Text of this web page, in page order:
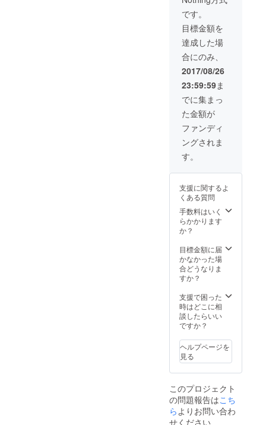
のクラ
ウド
ファン
ディン
グを立
ち上げ
ていま
すアロ
マ商品
です。
のギフ
トセッ
ト
（ワッ
クス
バーと
ルーム
スプ
レーの
詰め合
わ
せ）、
そして
権利
のひら
たねな
し柿）
をお届
けさせ
だきま
す。 伊
吹薬草
の里文
ターの
ギフト
セット
は、私
地元の
仲間で
ある伊
吹薬草
化セン
ターが
商品化
のクラ
です。
目標金額を
達成した場
合にのみ、
2017/08/26
23:59:59ま
でに集まっ
た金額が
ファンディ
ングされま
す。
支援に関するよ
くある質問
手数料はいく
らかかります
か？
目標金額に届
かなかった場
合どうなりま
すか？
支援で困った
時はどこに相
談したらいい
ですか？
ヘルプページを
見る
このプロジェクト
の問題報告はこち
ら よりお問い合わ
せください